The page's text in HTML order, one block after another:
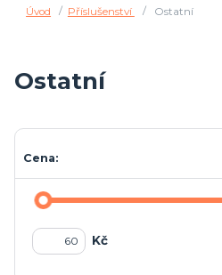
Úvod Příslušenství Ostatní
Ostatní
Cena:
Kč